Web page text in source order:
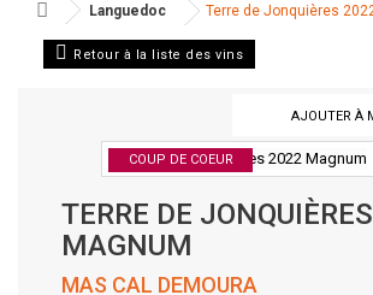
Languedoc Terre de Jonquières
AJOUTER À
Retour à la liste des vins
COUP DE COEUR
TERRE DE
MAGNUM
MAS CAL DEMOURA